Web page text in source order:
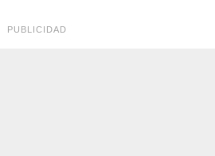
PUBLICIDAD